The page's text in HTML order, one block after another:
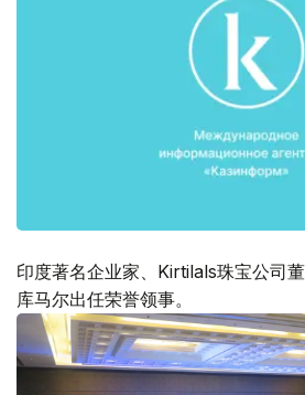
印度著名企业家、Kirtilals珠宝公司
库马尔出任荣誉领事。